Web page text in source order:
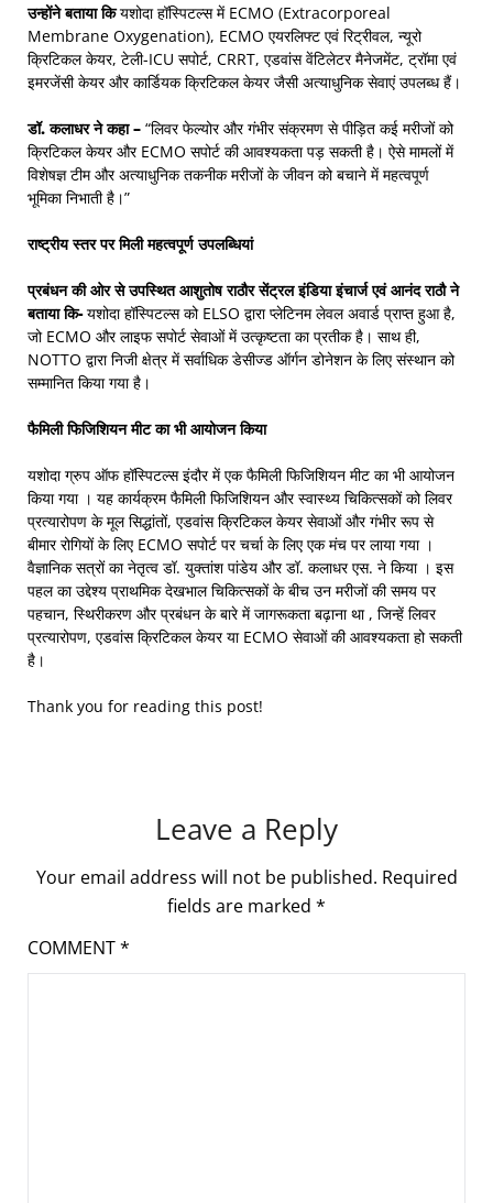
उन्होंने बताया कियशोदा हॉस्पिटल्स में ECMO (Extracorporeal
Membrane Oxygenation), ECMO एयरलिफ्ट एवं रिट्रीवल, न्यूरो
क्रिटिकल केयर, टेली-ICU सपोर्ट, CRRT, एडवांस वेंटिलेटर मैनेजमेंट, ट्रॉमा एवं
इमरजेंसी केयर और कार्डियक क्रिटिकल केयर जैसी अत्याधुनिक सेवाएं उपलब्ध हैं।
डॉ. कलाधर ने कहा – “लिवर फेल्योर और गंभीर संक्रमण से पीड़ित कई मरीजों को
क्रिटिकल केयर और ECMO सपोर्ट की आवश्यकता पड़ सकती है। ऐसे मामलों में
विशेषज्ञ टीम और अत्याधुनिक तकनीक मरीजों के जीवन को बचाने में महत्वपूर्ण
भूमिका निभाती है।”
राष्ट्रीय स्तर पर मिली महत्वपूर्ण उपलब्धियां
प्रबंधन की ओर से उपस्थित आशुतोष राठौरसेंट्रल इंडिया इंचार्ज एवं आनंद राठौ ने
बताया कि-यशोदा हॉस्पिटल्स को ELSO द्वारा प्लेटिनम लेवल अवार्ड प्राप्त हुआ है,
जो ECMO और लाइफ सपोर्ट सेवाओं में उत्कृष्टता का प्रतीक है। साथ ही,
NOTTO द्वारा निजी क्षेत्र में सर्वाधिक डेसीज्ड ऑर्गन डोनेशन के लिए संस्थान को
सम्मानित किया गया है।
फैमिली फिजिशियन मीट का भी आयोजन किया
यशोदा ग्रुप ऑफ हॉस्पिटल्स इंदौर में एक फैमिली फिजिशियन मीट का भी आयोजन
किया गया । यह कार्यक्रम फैमिली फिजिशियन और स्वास्थ्य चिकित्सकों को लिवर
प्रत्यारोपण के मूल सिद्धांतों, एडवांस क्रिटिकल केयर सेवाओं और गंभीर रूप से
बीमार रोगियों के लिए ECMO सपोर्ट पर चर्चा के लिए एक मंच पर लाया गया ।
वैज्ञानिक सत्रों का नेतृत्व डॉ. युक्तांश पांडेय और डॉ. कलाधर एस. ने किया । इस
पहल का उद्देश्य प्राथमिक देखभाल चिकित्सकों के बीच उन मरीजों की समय पर
पहचान, स्थिरीकरण और प्रबंधन के बारे में जागरूकता बढ़ाना था , जिन्हें लिवर
प्रत्यारोपण, एडवांस क्रिटिकल केयर या ECMO सेवाओं की आवश्यकता हो सकती
है।
Thank you for reading this post!
Leave a Reply
Your email address will not be published. Required
fields are marked *
COMMENT*